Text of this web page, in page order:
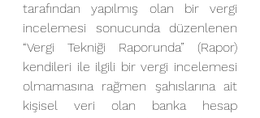
tarafından yapılmış olan bir vergi
incelemesi sonucunda düzenlenen
“Vergi Tekniği Raporunda” (Rapor)
kendileri ile ilgili bir vergi incelemesi
olmamasına rağmen şahıslarına ait
kişisel veri olan banka hesap